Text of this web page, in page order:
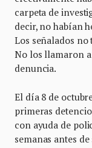
carpeta de
decir, no habían
Los señalados
No los llamaron
denuncia.
El día 8 de
primeras
con ayuda de
semanas antes